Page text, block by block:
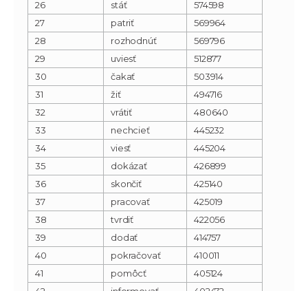
26
stáť
574598
27
patriť
569964
28
rozhodnúť
569796
29
uviesť
512877
30
čakať
503914
31
žiť
494716
32
vrátiť
480640
33
nechcieť
445232
34
viesť
445204
35
dokázať
426899
36
skončiť
425140
37
pracovať
425019
38
tvrdiť
422056
39
dodať
414757
40
pokračovať
410011
41
pomôcť
405124